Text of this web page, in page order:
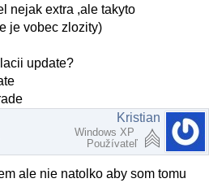
nejak extra ,ale takyto
je vobec zlozity)
update?
Kristian
Windows XP
Používateľ
ale nie natolko aby som tomu